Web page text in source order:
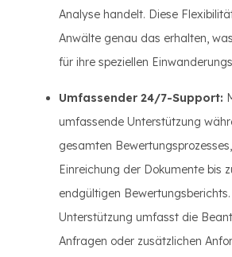
Analyse handelt. Diese
Anwälte genau das erhalten,
für ihre speziellen
Umfassender 24/7-Support:
umfassende Unterstützung
gesamten
Einreichung der Dokumente bis
endgültigen
Unterstützung umfasst die
Anfragen oder zusätzlichen